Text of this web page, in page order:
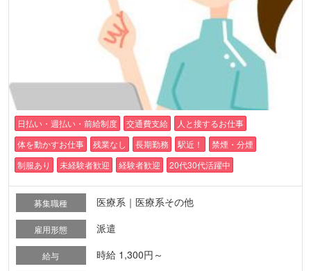
日払い・週払い・前給制度 交通費支給
人と接するお仕事
体を動かすお仕事
残業なし 長期勤務 駅近！
禁煙・分煙
制服あり
未経験者歓迎 経験者歓迎 20代30代活躍中
募集職種 医療系｜医療系その他
雇用形態 派遣
給与 時給 1,300円～